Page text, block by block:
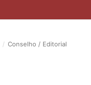
/ Conselho / Editorial